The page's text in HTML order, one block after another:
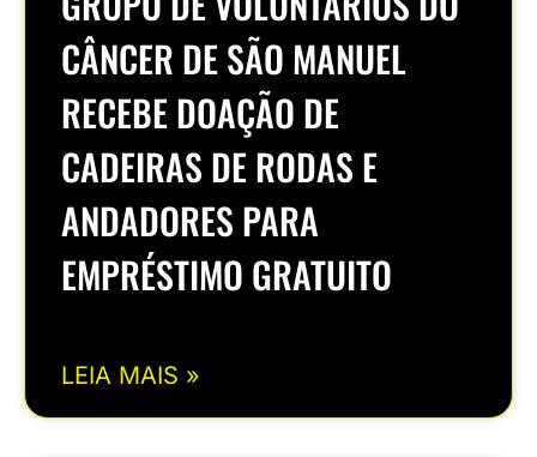
CÂNCER DE SÃO MANUEL
RECEBE DOAÇÃO DE
CADEIRAS DE RODAS E
ANDADORES PARA
EMPRÉSTIMO GRATUITO
LEIA MAIS »